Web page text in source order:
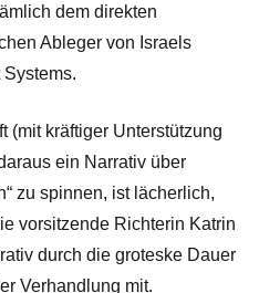
dem direkten
Ableger von Israels
(mit kräftiger Unterstützung
ein Narrativ über
zu spinnen, ist lächerlich,
vorsitzende Richterin Katrin
durch die groteske Dauer
Verhandlung mit.